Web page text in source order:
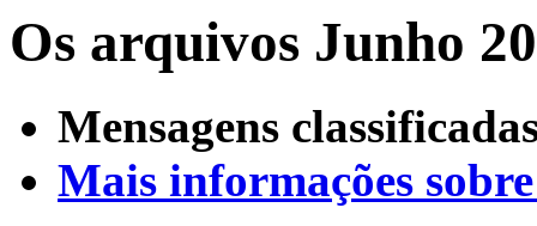
Os arquivos Junho
Mensagens
Mais informações